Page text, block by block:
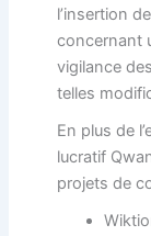
l’insertion
concernant
vigilance
telles
En plus de
lucratif
projets de